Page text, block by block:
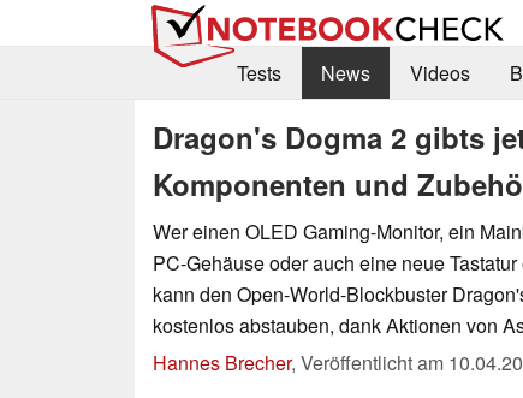
Tests
News Videos
Dragon's Dogma 2 gibts
Komponenten und
Wer einen OLED Gaming-Monitor, ein
PC-Gehäuse oder auch eine neue
kann den Open-World-Blockbuster
kostenlos abstauben, dank Aktionen von
Hannes Brecher, Veröffentlicht am